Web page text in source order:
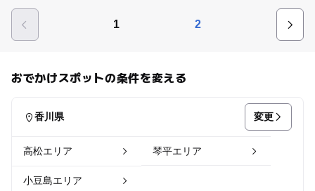
1 2
おでかけスポットの条件を変える
香川県 変更
高松エリア 琴平エリア
小豆島エリア